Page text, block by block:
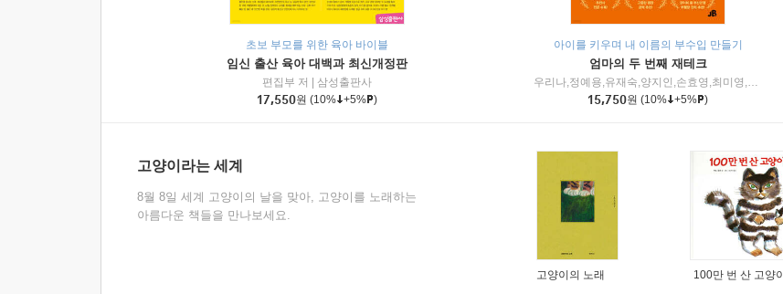
초보 부모를 위한 육아 바이블
임신 출산 육아 대백과 최신개정판
편집부 저
삼성출판사
17,550원 (10% +5% )
아이를 키우며 내 이름의 부수입 만들기
엄마의 두 번째 재테크
우리나,정예용,유재숙,양지인,손효영,최미영,조민주,이진현,차미숙,서미숙 저
15,750원 (10% +5% )
고양이라는 세계
8월 8일 세계 고양이의 날을 맞아, 고양이를 노래하는
아름다운 책들을 만나보세요.
고양이의 노래 100만 번 산 고양이